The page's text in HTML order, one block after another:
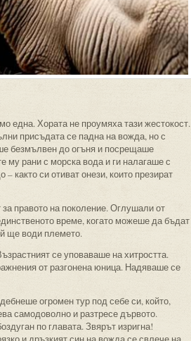
една. Хората не проумяха тази жестокост.
присъдата се падна на вожда, но с
безмълвен до огъня и посрещаше
му рани с морска вода и ги налагаше с
както си отиват онези, които презират
правото на поколение. Оглушали от
време, когато можеше да бъдат
ще води племето.
се уповаваше на хитростта.
от разгонена юница. Надяваше се
огромен тур под себе си, който,
самодоволно и разтресе дървото.
по главата. Звярът изригна!